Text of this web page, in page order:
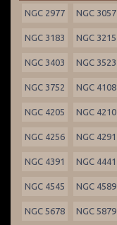
NGC 2977 NGC 3057
NGC 3183 NGC 3215
NGC 3403 NGC 3523
NGC 3752 NGC 4108
NGC 4205 NGC 4210
NGC 4256 NGC 4291
NGC 4391 NGC 4441
NGC 4545 NGC 4589
NGC 5678 NGC 5879